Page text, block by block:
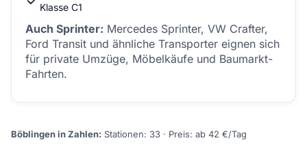
Klasse C1
Auch Sprinter: Mercedes Sprinter, VW Crafter,
Ford Transit und ähnliche Transporter eignen sich
für private Umzüge, Möbelkäufe und Baumarkt-
Fahrten.
Böblingen in Zahlen: Stationen: 33 · Preis: ab 42 €/Tag